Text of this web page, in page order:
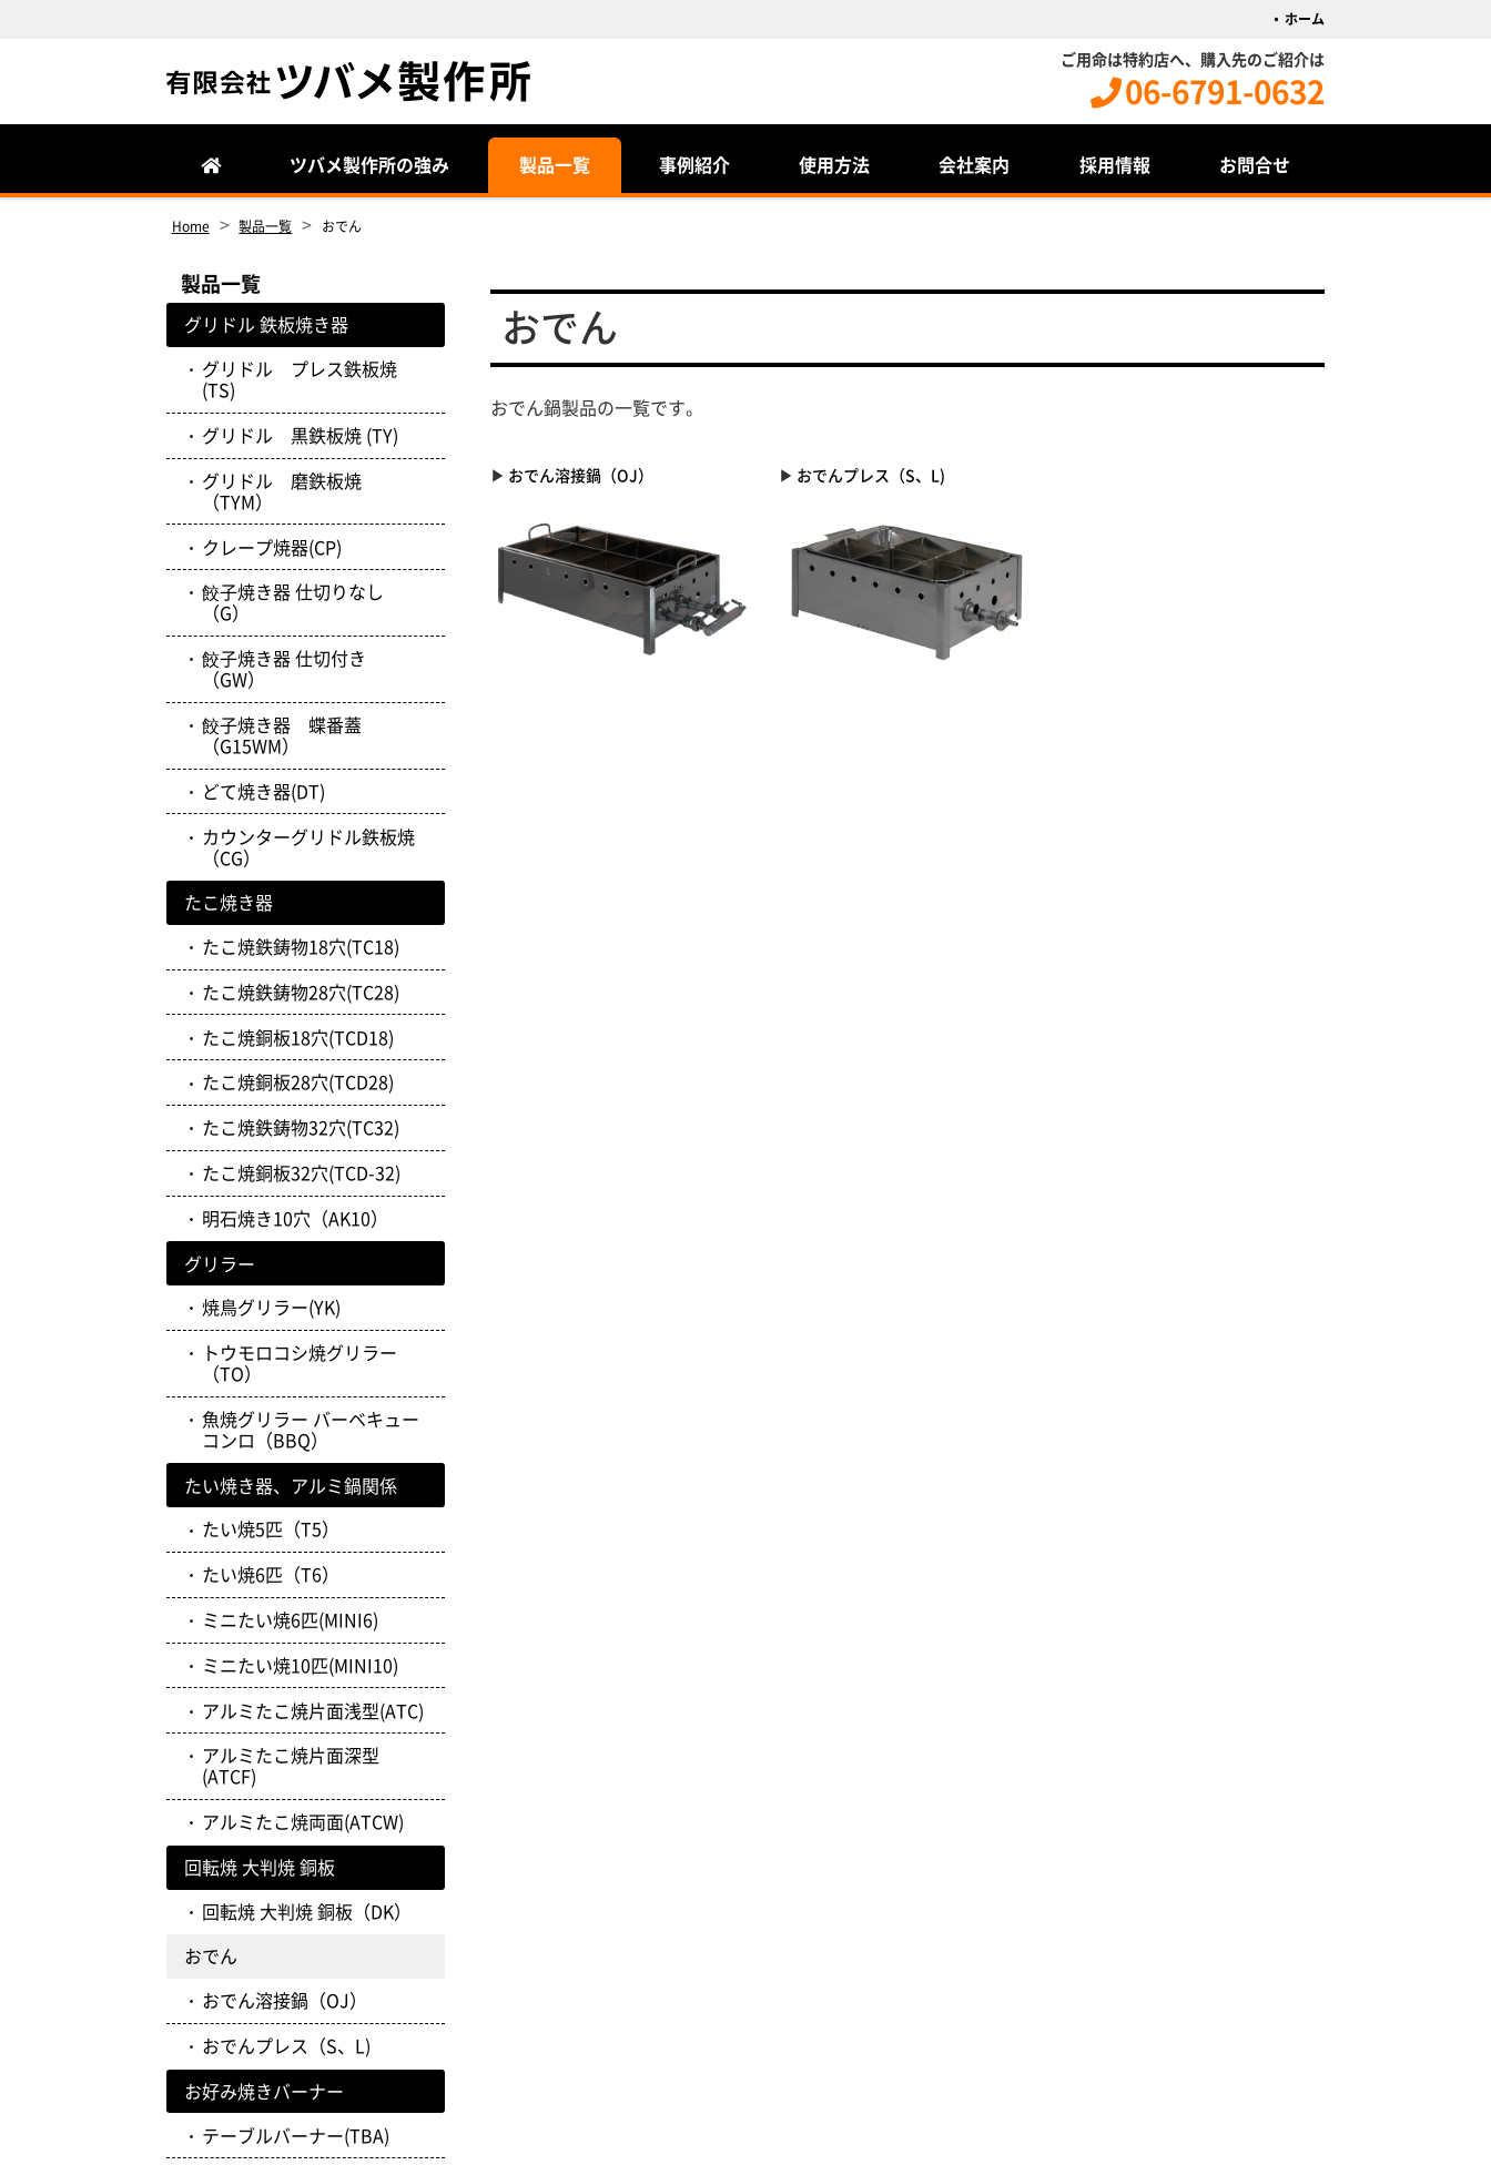
ホーム
ご用命は特約店へ、購入先のご紹介は
06-6791-0632
ツバメ製作所の強み 製品一覧 事例紹介 使用方法 会社案内 採用情報 お問合せ
Home > 製品一覧 > おでん
おでん
おでん鍋製品の一覧です。
おでん溶接鍋（OJ） おでんプレス（S、L)
製品一覧
グリドル 鉄板焼き器
グリドル プレス鉄板焼
(TS)
グリドル 黒鉄板焼 (TY)
グリドル 磨鉄板焼
（TYM）
クレープ焼器(CP)
餃子焼き器 仕切りなし
（G）
餃子焼き器 仕切付き
（GW）
餃子焼き器 蝶番蓋
（G15WM）
どて焼き器(DT)
カウンターグリドル鉄板焼
（CG）
たこ焼き器
たこ焼鉄鋳物18穴(TC18)
たこ焼鉄鋳物28穴(TC28)
たこ焼銅板18穴(TCD18)
たこ焼銅板28穴(TCD28)
たこ焼鉄鋳物32穴(TC32)
たこ焼銅板32穴(TCD-32)
明石焼き10穴（AK10）
グリラー
焼鳥グリラー(YK)
トウモロコシ焼グリラー
（TO）
魚焼グリラー バーベキュー
コンロ（BBQ）
たい焼き器、アルミ鍋関係
たい焼5匹（T5）
たい焼6匹（T6）
ミニたい焼6匹(MINI6)
ミニたい焼10匹(MINI10)
アルミたこ焼片面浅型(ATC)
アルミたこ焼片面深型
(ATCF)
アルミたこ焼両面(ATCW)
回転焼 大判焼 銅板
回転焼 大判焼 銅板（DK）
おでん
おでん溶接鍋（OJ）
おでんプレス（S、L)
お好み焼きバーナー
テーブルバーナー(TBA)